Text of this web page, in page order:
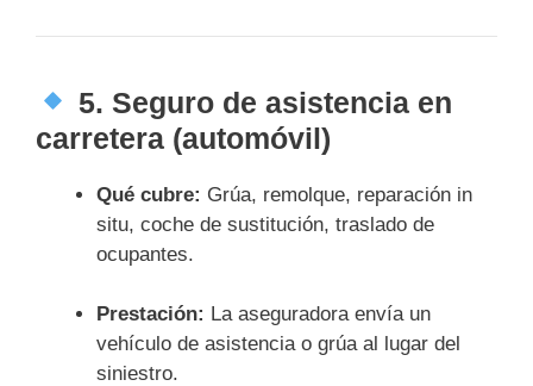
5. Seguro de asistencia en
carretera (automóvil)
Qué cubre: Grúa, remolque, reparación in
situ, coche de sustitución, traslado de
ocupantes.
Prestación: La aseguradora envía un
vehículo de asistencia o grúa al lugar del
siniestro.